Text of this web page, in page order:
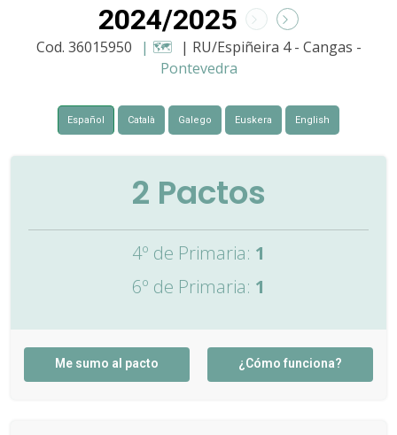
2024/2025
Cod. 36015950 | 🗺️ | RU/Espiñeira 4 - Cangas -
Pontevedra
Español Català Galego Euskera English
2 Pactos
4º de Primaria: 1
6º de Primaria: 1
Me sumo al pacto ¿Cómo funciona?